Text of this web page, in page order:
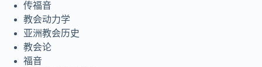
传福音
教会动力学
亚洲教会历史
教会论
福音